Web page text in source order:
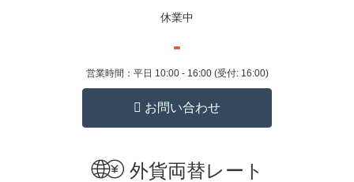
休業中
-
営業時間：平日 10:00 - 16:00 (受付: 16:00)
お問い合わせ
外貨両替レート